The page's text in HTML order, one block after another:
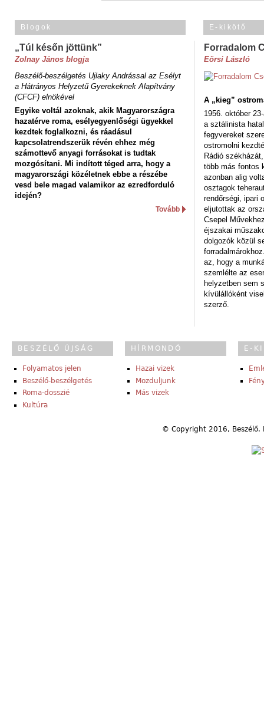
Blogok
„Túl későn jöttünk”
Zolnay János blogja
Beszélő-beszélgetés Ujlaky Andrással az Esélyt
a Hátrányos Helyzetű Gyerekeknek Alapítvány
(CFCF) elnökével
Egyike voltál azoknak, akik Magyarországra
hazatérve roma, esélyegyenlőségi ügyekkel
kezdtek foglalkozni, és ráadásul
kapcsolatrendszerük révén ehhez még
számottevő anyagi forrásokat is tudtak
mozgósítani. Mi indított téged arra, hogy a
magyarországi közéletnek ebbe a részébe
vesd bele magad valamikor az ezredforduló
idején?
Tovább
E-kikötő
Forradalom
Eörsi László
A „kieg”
1956. október
a sztálinista
fegyvereket
ostromolni
Rádió
több más fontos
azonban alig
osztagok
rendőrségi, ipari
eljutottak az
Csepel
éjszakai
dolgozók közül
az, hogy a
szemlélte az
helyzetben sem
kívülállóként
szerző.
BESZÉLŐ ÚJSÁG
Folyamatos jelen
Beszélő-beszélgetés
Roma-dosszié
Kultúra
HÍRMONDÓ
Hazai vizek
Mozduljunk
Más vizek
E-
© Copyright 2016,